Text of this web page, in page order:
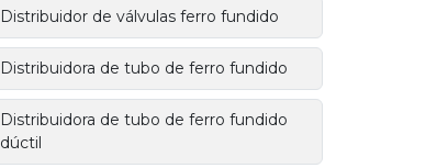
Distribuidor de válvulas ferro fundido
Distribuidora de tubo de ferro fundido
Distribuidora de tubo de ferro fundido
dúctil